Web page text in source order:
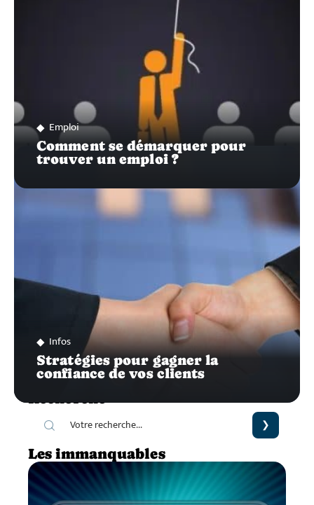
Emploi
Comment se démarquer pour
trouver un emploi ?
Infos
Stratégies pour gagner la
confiance de vos clients
Recherche
Les immanquables